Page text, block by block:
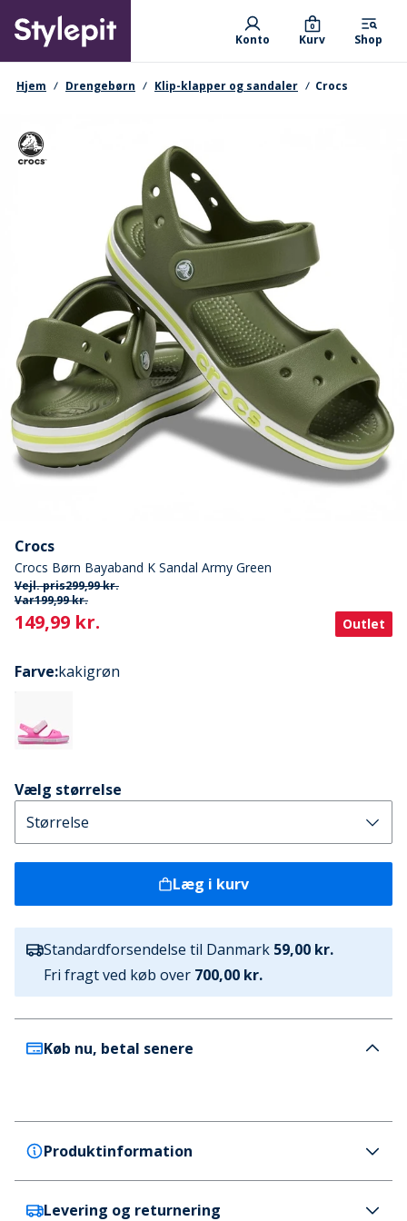
main
content
Primary departments
Konto Kurv
0
Shop
navigationssti
Hjem Drengebørn Klip-klapper og sandaler Crocs
Crocs
Crocs Børn Bayaband K Sandal Army Green
Vejl. pris299,99 kr.
Var199,99 kr.
Current
149,99 kr. Outlet
Farve:kakigrøn
Vælg størrelse
Læg i kurv
Standardforsendelse til Danmark 59,00 kr.
Fri fragt ved køb over 700,00 kr.
Køb nu, betal senere
Produktinformation
Crocs
Levering og returnering